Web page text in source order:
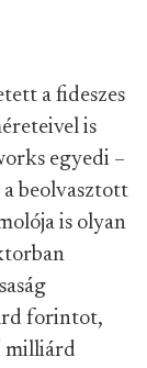
a fideszes
is
egyedi –
a beolvasztott
is olyan
forintot,
milliárd